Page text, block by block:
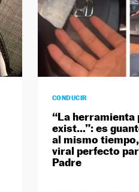
CONDUCIR
“La herramienta
exist…”: es
al mismo
viral perfecto
Padre